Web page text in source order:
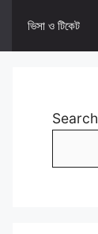
ভিসা ও টিকেট
Search